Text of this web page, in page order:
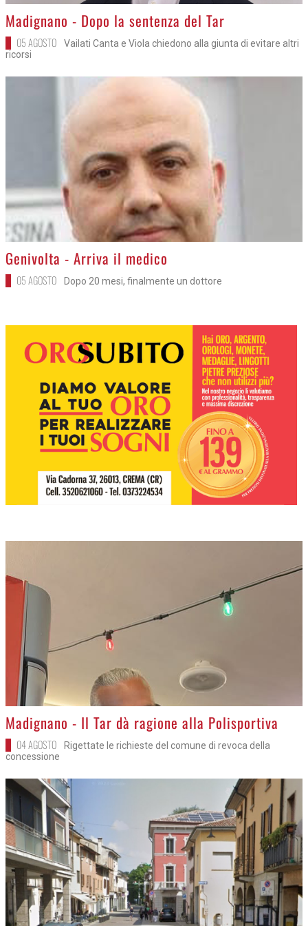
>Madignano - Dopo la sentenza del Tar
05 AGOSTO
Vailati Canta e Viola chiedono alla giunta di evitare altri
ricorsi
>
Genivolta - Arriva il medico
05 AGOSTO Dopo 20 mesi, finalmente un dottore
>Madignano - Il Tar dà ragione alla Polisportiva
04 AGOSTO
Rigettate le richieste del comune di revoca della
concessione